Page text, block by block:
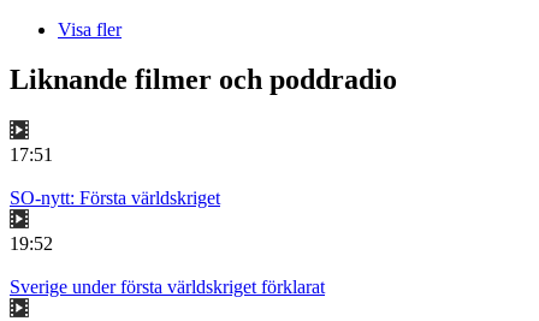
Visa fler
Liknande filmer och poddradio
17:51
SO-nytt: Första världskriget
19:52
Sverige under första världskriget förklarat